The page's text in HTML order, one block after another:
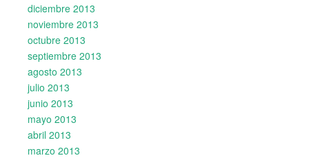
diciembre 2013
noviembre 2013
octubre 2013
septiembre 2013
agosto 2013
julio 2013
junio 2013
mayo 2013
abril 2013
marzo 2013